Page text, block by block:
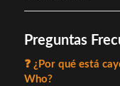
Preguntas
❓ ¿Por qué está
Who?